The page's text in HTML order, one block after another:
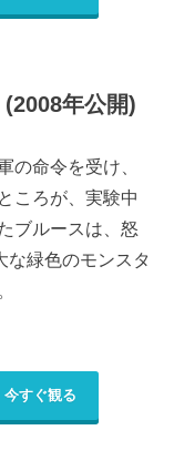
(2008年公開)
の命令を受け、
ころが、実験中
ブルースは、怒
な緑色のモンスタ
今すぐ観る